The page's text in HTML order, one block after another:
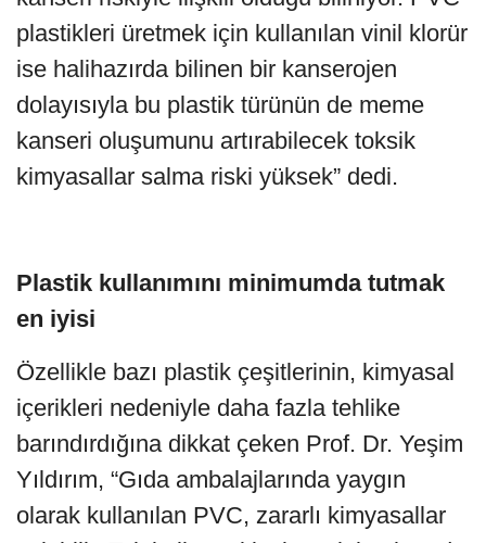
plastikleri üretmek için kullanılan vinil klorür
ise halihazırda bilinen bir kanserojen
dolayısıyla bu plastik türünün de meme
kanseri oluşumunu artırabilecek toksik
kimyasallar salma riski yüksek” dedi.
Plastik kullanımını minimumda tutmak
en iyisi
Özellikle bazı plastik çeşitlerinin, kimyasal
içerikleri nedeniyle daha fazla tehlike
barındırdığına dikkat çeken Prof. Dr. Yeşim
Yıldırım, “Gıda ambalajlarında yaygın
olarak kullanılan PVC, zararlı kimyasallar